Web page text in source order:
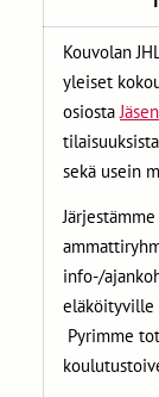
Kouvolan
yleiset
osiosta
sekä usein
info-/
eläköityville
Pyrimme